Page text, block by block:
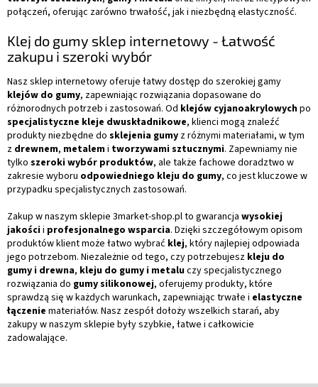
połączeń, oferując zarówno trwałość, jak i niezbędną elastyczność.
Klej do gumy sklep internetowy - Łatwość
zakupu i szeroki wybór
Nasz sklep internetowy oferuje łatwy dostęp do szerokiej gamy
klejów do gumy, zapewniając rozwiązania dopasowane do
różnorodnych potrzeb i zastosowań. Od klejów cyjanoakrylowychpo
specjalistyczne kleje dwuskładnikowe, klienci mogą znaleźć
produkty niezbędne do sklejenia gumy z różnymi materiałami, w tym
z drewnem, metalemi tworzywami sztucznymi. Zapewniamy nie
tylko szeroki wybór produktów, ale także fachowe doradztwo w
zakresie wyboru odpowiedniego kleju do gumy, co jest kluczowe w
przypadku specjalistycznych zastosowań.
Zakup w naszym sklepie 3market-shop.pl to gwarancja wysokiej
jakościi profesjonalnego wsparcia. Dzięki szczegółowym opisom
produktów klient może łatwo wybrać klej, który najlepiej odpowiada
jego potrzebom. Niezależnie od tego, czy potrzebujesz kleju do
gumy i drewna, kleju do gumy i metaluczy specjalistycznego
rozwiązania do gumy silikonowej, oferujemy produkty, które
sprawdzą się w każdych warunkach, zapewniając trwałe i elastyczne
łączenie materiałów. Nasz zespół dołoży wszelkich starań, aby
zakupy w naszym sklepie były szybkie, łatwe i całkowicie
zadowalające.